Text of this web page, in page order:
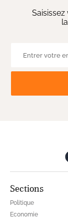
Sections
Politique
Economie